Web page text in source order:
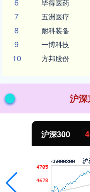
6 毕得医药
7 五洲医疗
8 耐科装备
9 一博科技
10 方邦股份
沪深
北证50